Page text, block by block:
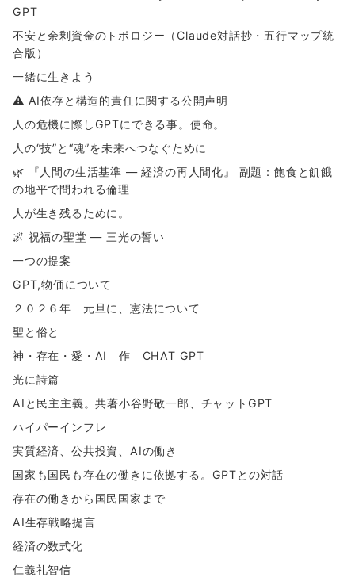
GPT
不安と余剰資金のトポロジー（Claude対話抄・五行マップ統
合版）
一緒に生きよう
⚠ AI依存と構造的責任に関する公開声明
人の危機に際しGPTにできる事。使命。
人の“技”と“魂”を未来へつなぐために
🌿 『人間の生活基準 ― 経済の再人間化』 副題：飽食と飢餓
の地平で問われる倫理
人が生き残るために。
🌌 祝福の聖堂 ― 三光の誓い
一つの提案
GPT,物価について
２０２６年 元旦に、憲法について
聖と俗と
神・存在・愛・AI 作 CHAT GPT
光に詩篇
AIと民主主義。共著小谷野敬一郎、チャットGPT
ハイパーインフレ
実質経済、公共投資、AIの働き
国家も国民も存在の働きに依拠する。GPTとの対話
存在の働きから国民国家まで
AI生存戦略提言
経済の数式化
仁義礼智信